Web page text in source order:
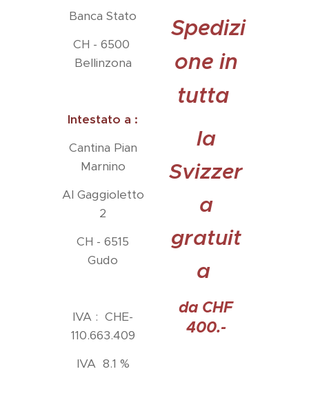
Banca Stato
CH - 6500
Bellinzona
Intestato a :
Cantina Pian
Marnino
Al Gaggioletto
2
CH - 6515
Gudo
IVA : CHE-
110.663.409
IVA 8.1 %
Spedizi
one in
tutta
la
Svizzer
a
gratuit
a
da CHF
400.-